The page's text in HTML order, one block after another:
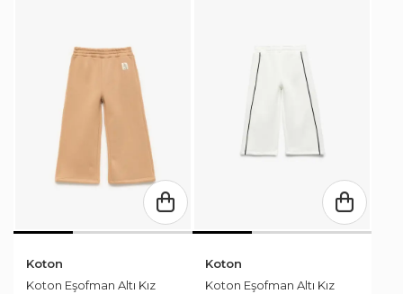
Koton
Koton Eşofman Altı Kız
Koton
Koton Eşofman Altı Kız